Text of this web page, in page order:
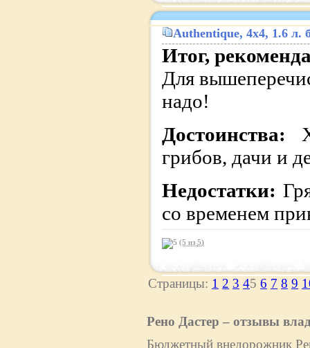
Authentique, 4x4, 1.6 л.
Итог,
Для
надо!
Достоинства:
грибов, дачи и
Недостатки:
со временем
(5 из 5)
Страницы: 1 2 3 45 6 7 8 9
Рено Дастер – отзывы
Бюджетный внедорожник